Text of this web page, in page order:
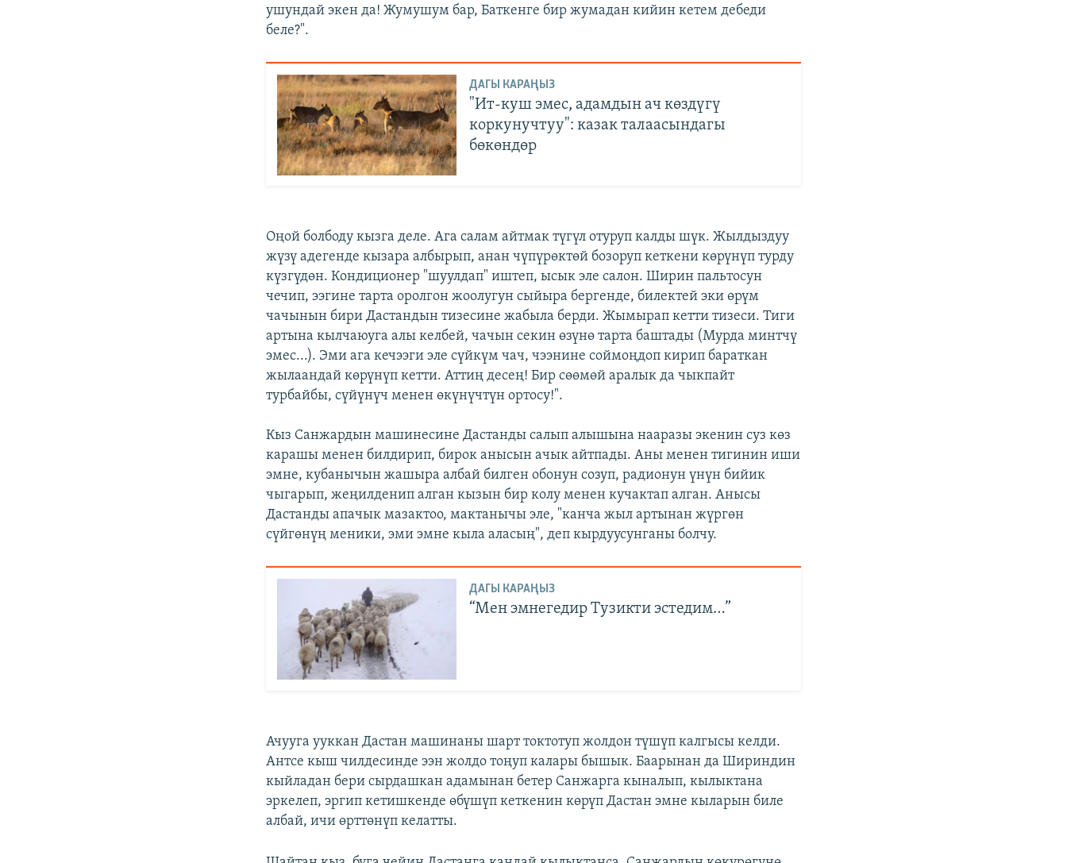
ушундай экен да! Жумушум бар, Баткенге бир жумадан кийин кетем дебеди
беле?".
ДАГЫ КАРАҢЫЗ
"Ит-куш эмес, адамдын ач көздүгү
коркунучтуу": казак талаасындагы
бөкөндөр
Оңой болбоду кызга деле. Ага салам айтмак түгүл отуруп калды шүк. Жылдыздуу
жүзү адегенде кызара албырып, анан чүпүрөктөй бозоруп кеткени көрүнүп турду
күзгүдөн. Кондиционер "шуулдап" иштеп, ысык эле салон. Ширин пальтосун
чечип, ээгине тарта оролгон жоолугун сыйыра бергенде, билектей эки өрүм
чачынын бири Дастандын тизесине жабыла берди. Жымырап кетти тизеси. Тиги
артына кылчаюуга алы келбей, чачын секин өзүнө тарта баштады (Мурда минтчү
эмес...). Эми ага кечээги эле сүйкүм чач, чээнине соймоңдоп кирип бараткан
жылаандай көрүнүп кетти. Аттиң десең! Бир сөөмөй аралык да чыкпайт
турбайбы, сүйүнүч менен өкүнүчтүн ортосу!".
Кыз Санжардын машинесине Дастанды салып алышына нааразы экенин суз көз
карашы менен билдирип, бирок анысын ачык айтпады. Аны менен тигинин иши
эмне, кубанычын жашыра албай билген обонун созуп, радионун үнүн бийик
чыгарып, жеңилденип алган кызын бир колу менен кучактап алган. Анысы
Дастанды апачык мазактоо, мактанычы эле, "канча жыл артынан жүргөн
сүйгөнүң меники, эми эмне кыла аласың", деп кырдуусунганы болчу.
ДАГЫ КАРАҢЫЗ
“Мен эмнегедир Тузикти эстедим…”
Ачууга ууккан Дастан машинаны шарт токтотуп жолдон түшүп калгысы келди.
Антсе кыш чилдесинде ээн жолдо тоңуп калары бышык. Баарынан да Шириндин
кыйладан бери сырдашкан адамынан бетер Санжарга кыналып, кылыктана
эркелеп, эргип кетишкенде өбүшүп кеткенин көрүп Дастан эмне кыларын биле
албай, ичи өрттөнүп келатты.